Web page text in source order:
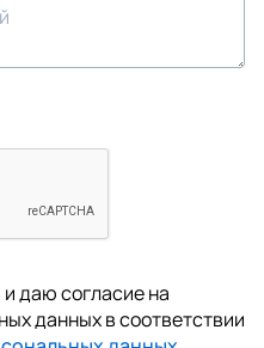
даю согласие на
данных в соответствии